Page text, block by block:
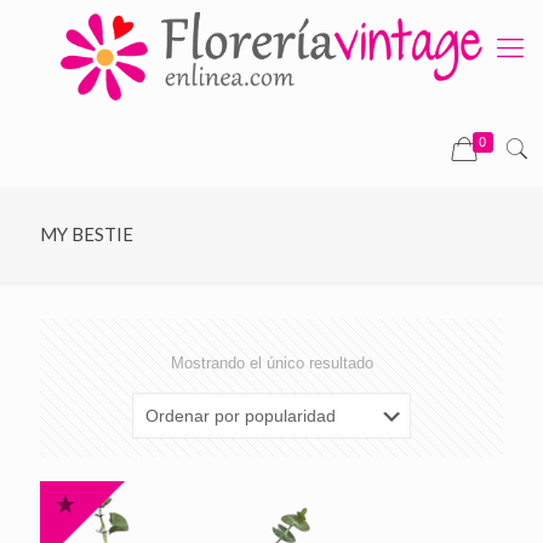
0
MY BESTIE
Mostrando el único resultado